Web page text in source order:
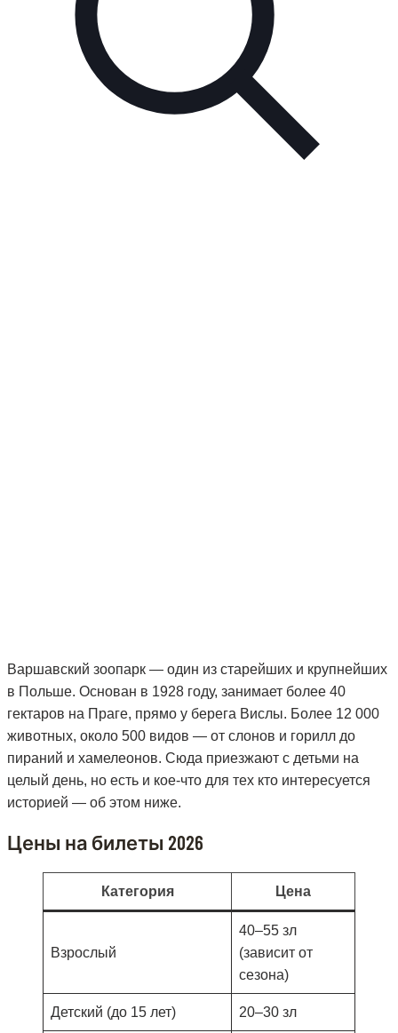
Варшавский зоопарк — один из старейших и крупнейших
в Польше. Основан в 1928 году, занимает более 40
гектаров на Праге, прямо у берега Вислы. Более 12 000
животных, около 500 видов — от слонов и горилл до
пираний и хамелеонов. Сюда приезжают с детьми на
целый день, но есть и кое-что для тех кто интересуется
историей — об этом ниже.
Цены на билеты 2026
Категория Цена
Взрослый
40–55 зл
(зависит от
сезона)
Детский (до 15 лет) 20–30 зл